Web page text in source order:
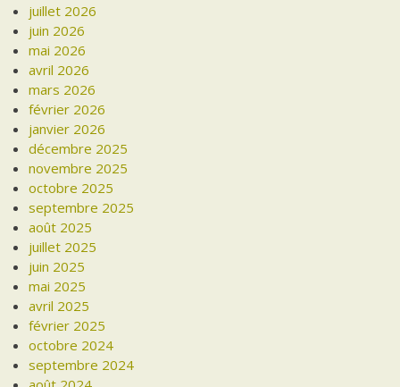
juillet 2026
juin 2026
mai 2026
avril 2026
mars 2026
février 2026
janvier 2026
décembre 2025
novembre 2025
octobre 2025
septembre 2025
août 2025
juillet 2025
juin 2025
mai 2025
avril 2025
février 2025
octobre 2024
septembre 2024